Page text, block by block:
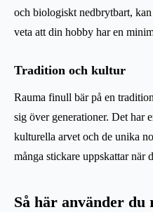
och biologiskt nedbrytbart,
veta att din hobby har en
Tradition och kultur
Rauma finull bär på en
sig över generationer. Det har
kulturella arvet och de unika
många stickare uppskattar när
Så här använder